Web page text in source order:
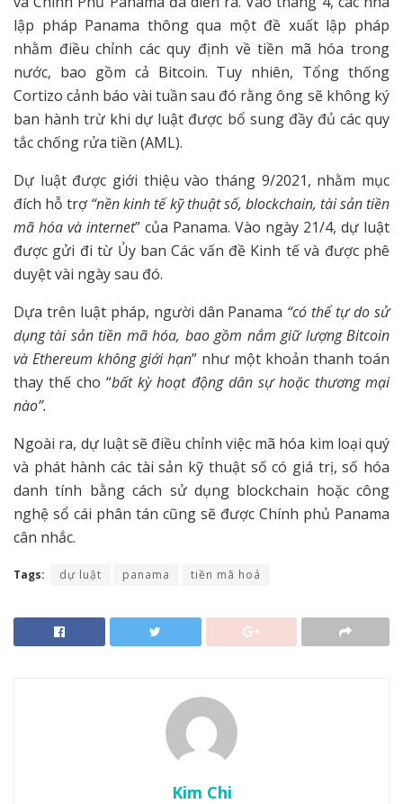
lập pháp Panama thông qua một đề xuất lập pháp
nhằm điều chỉnh các quy định về tiền mã hóa trong
nước, bao gồm cả Bitcoin. Tuy nhiên, Tổng thống
Cortizo cảnh báo vài tuần sau đó rằng ông sẽ không ký
ban hành trừ khi dự luật được bổ sung đầy đủ các quy
tắc chống rửa tiền (AML).
Dự luật được giới thiệu vào tháng 9/2021, nhằm mục
đích hỗ trợ “nền kinh tế kỹ thuật số, blockchain, tài sản tiền
mã hóa và internet” của Panama. Vào ngày 21/4, dự luật
được gửi đi từ Ủy ban Các vấn đề Kinh tế và được phê
duyệt vài ngày sau đó.
Dựa trên luật pháp, người dân Panama “có thể tự do sử
dụng tài sản tiền mã hóa, bao gồm nắm giữ lượng Bitcoin
và Ethereum không giới hạn” như một khoản thanh toán
thay thế cho “bất kỳ hoạt động dân sự hoặc thương mại
nào”.
Ngoài ra, dự luật sẽ điều chỉnh việc mã hóa kim loại quý
và phát hành các tài sản kỹ thuật số có giá trị, số hóa
danh tính bằng cách sử dụng blockchain hoặc công
nghệ sổ cái phân tán cũng sẽ được Chính phủ Panama
cân nhắc.
Tags: dự luật panama tiền mã hoá
Kim Chi